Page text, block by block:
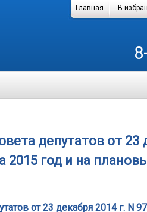
Главная В
депутатов от 23
год и на
от 23 декабря 2014 г. N